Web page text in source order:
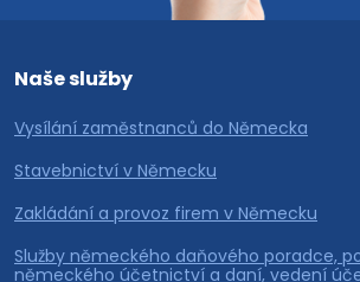
Naše služby
Vysílání zaměstnanců do Německa
Stavebnictví v Německu
Zakládání a provoz firem v Německu
Služby německého daňového poradce,
německého účetnictví a daní, vedení